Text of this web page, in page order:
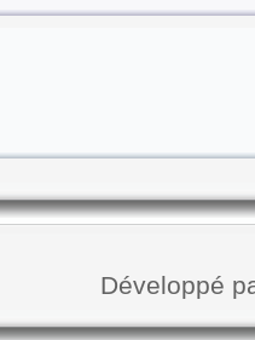
Développé